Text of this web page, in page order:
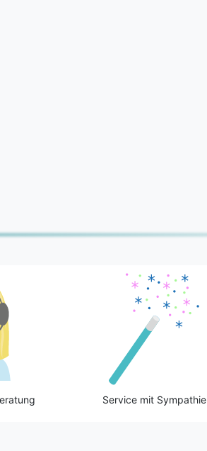
Service mit Sympathie